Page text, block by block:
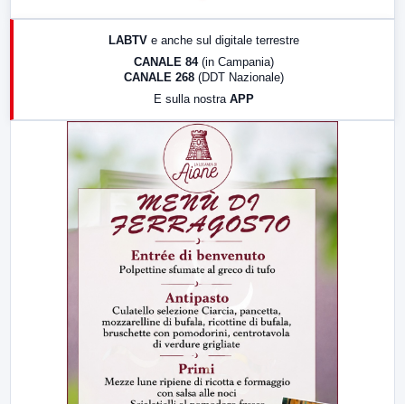
LABTV e anche sul digitale terrestre
CANALE 84 (in Campania)
CANALE 268 (DDT Nazionale)
E sulla nostra APP